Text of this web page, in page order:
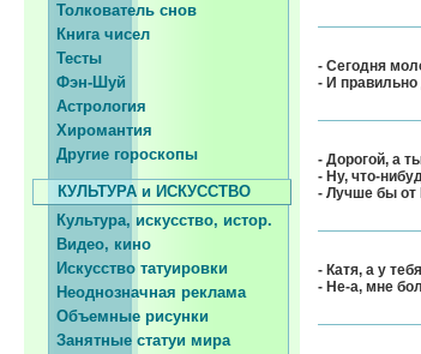
Толкователь снов
Книга чисел
Тесты
Фэн-Шуй
Астрология
Хиромантия
Другие гороскопы
КУЛЬТУРА и ИСКУССТВО
Культура, искусство, истор.
Видео, кино
Искусство татуировки
Неоднозначная реклама
Объемные рисунки
Занятные статуи мира
- Сегодня
- И правильно
- Дорогой, а
- Ну, что-
- Лучше бы от
- Катя, а у
- Не-а, мне